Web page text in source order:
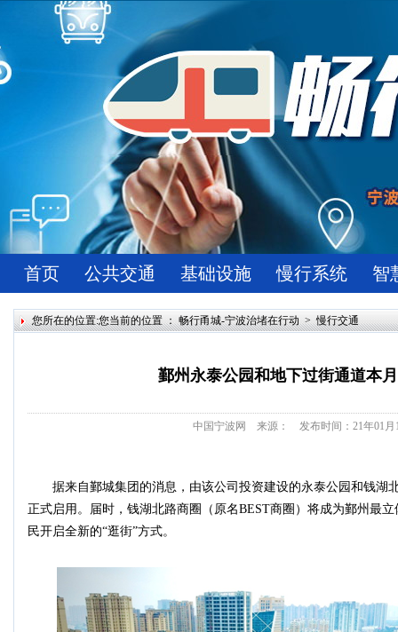
首页 公共交通 基础设施 慢行系统 智
您所在的位置:您当前的位置 ：畅行甬城-宁波治堵在行动>慢行交通
鄞州永泰公园和地下过街通道本
中国宁波网 来源： 发布时间：21年01月
据来自鄞城集团的消息，由该公司投资建设的永泰公园和钱湖
正式启用。届时，钱湖北路商圈（原名BEST商圈）将成为鄞州最
民开启全新的“逛街”方式。